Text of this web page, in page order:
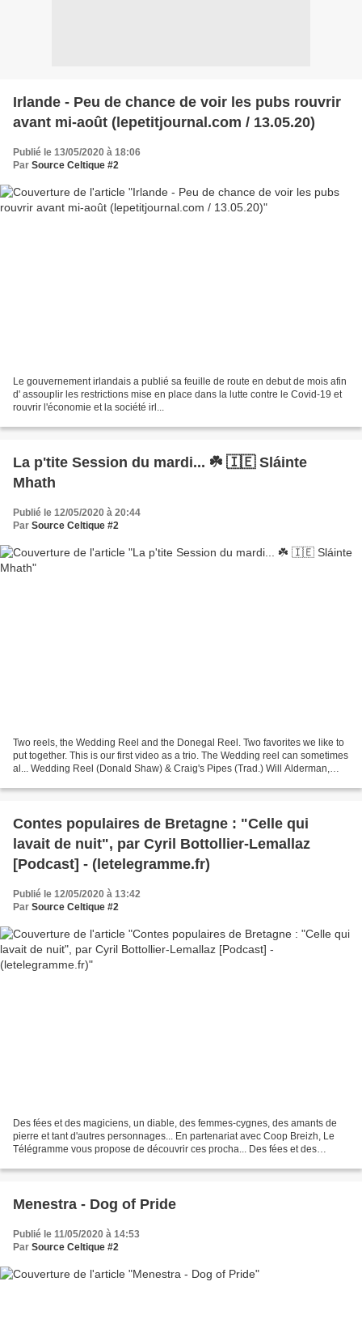
Irlande - Peu de chance de voir les pubs rouvrir
avant mi-août (lepetitjournal.com / 13.05.20)
Publié le 13/05/2020 à 18:06
Par Source Celtique #2
Le gouvernement irlandais a publié sa feuille de route en debut de mois afin
d' assouplir les restrictions mise en place dans la lutte contre le Covid-19 et
rouvrir l'économie et la société irl...
La p'tite Session du mardi... ☘️ 🇮🇪 Sláinte
Mhath
Publié le 12/05/2020 à 20:44
Par Source Celtique #2
Two reels, the Wedding Reel and the Donegal Reel. Two favorites we like to
put together. This is our first video as a trio. The Wedding reel can sometimes
al... Wedding Reel (Donald Shaw) & Craig's Pipes (Trad.) Will Alderman,
Contes populaires de Bretagne : "Celle qui
lavait de nuit", par Cyril Bottollier-Lemallaz
[Podcast] - (letelegramme.fr)
Publié le 12/05/2020 à 13:42
Par Source Celtique #2
Des fées et des magiciens, un diable, des femmes-cygnes, des amants de
pierre et tant d'autres personnages... En partenariat avec Coop Breizh, Le
Télégramme vous propose de découvrir ces procha... Des fées et des
Menestra - Dog of Pride
Publié le 11/05/2020 à 14:53
Par Source Celtique #2